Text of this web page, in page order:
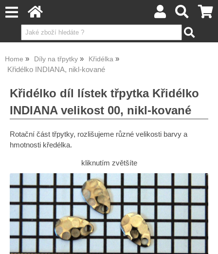
Home Díly na třpytky Křidélka
Křidélko INDIANA, nikl-kované
Křidélko díl lístek třpytka Křidélko
INDIANA velikost 00, nikl-kované
Rotační část třpytky, rozlišujeme různé velikosti barvy a
hmotnosti kředélka.
kliknutím zvětšíte